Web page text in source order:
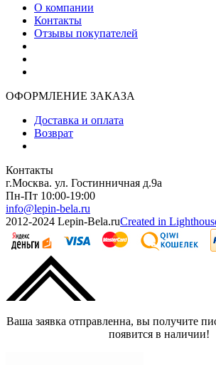
О компании
Контакты
Отзывы покупателей
ОФОРМЛЕНИЕ ЗАКАЗА
Доставка и оплата
Возврат
Контакты
г.Москва. ул. Гостинничная д.9а
Пн-Пт 10:00-19:00
info@lepin-bela.ru
2012-2024 Lepin-Bela.ruCreated in
Ваша заявка отправленна, вы получите
появится в наличии!